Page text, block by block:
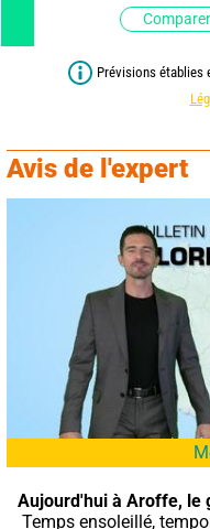
Prévisions établies
Avis de l'expert
Aujourd'hui à Aroffe, le